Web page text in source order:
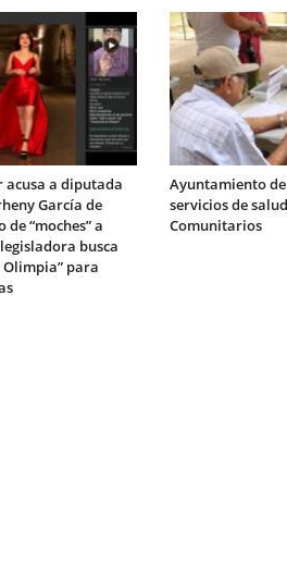
acusa a diputada
García de
“moches” a
busca
para
Ayuntamiento
servicios de
Comunitarios